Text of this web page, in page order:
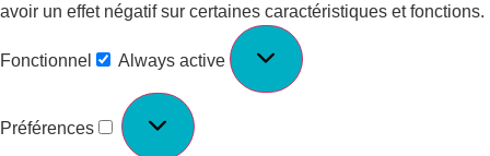
avoir un effet négatif sur certaines caractéristiques et fonctions.
Fonctionnel Always active
Préférences